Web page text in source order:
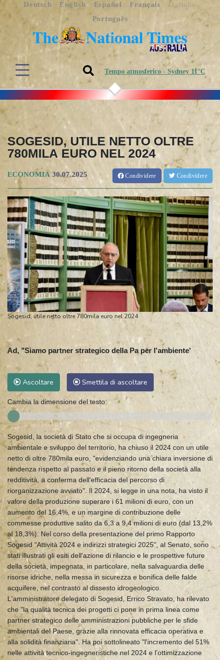
Deutsch English Español Français
Italiano
Português
Tempo atmosferico - Sydney 11°C
SOGESID, UTILE NETTO OLTRE
780MILA EURO NEL 2024
ECONOMIA 30.07.2025 Condividere Condividere
Sogesid, utile netto oltre 780mila euro nel 2024
Ad, "Siamo partner strategico della Pa per l'ambiente'
Ascoltare Smettila di ascoltare
Cambia la dimensione del testo:
Sogesid, la società di Stato che si occupa di ingegneria
ambientale e sviluppo del territorio, ha chiuso il 2024 con un utile
netto di oltre 780mila euro, "evidenziando una chiara inversione di
tendenza rispetto al passato e il pieno ritorno della società alla
redditività, a conferma dell'efficacia del percorso di
riorganizzazione avviato". Il 2024, si legge in una nota, ha visto il
valore della produzione superare i 61 milioni di euro, con un
aumento del 16,4%, e un margine di contribuzione delle
commesse produttive salito da 6,3 a 9,4 milioni di euro (dal 13,2%
al 18,3%). Nel corso della presentazione del primo Rapporto
Sogesid "Attività 2024 e indirizzi strategici 2025", al Senato, sono
stati illustrati gli esiti dell'azione di rilancio e le prospettive future
della società, impegnata, in particolare, nella salvaguardia delle
risorse idriche, nella messa in sicurezza e bonifica delle falde
acquifere, nel contrasto al dissesto idrogeologico.
L'amministratore delegato di Sogesid, Errico Stravato, ha rilevato
che "la qualità tecnica dei progetti ci pone in prima linea come
partner strategico delle amministrazioni pubbliche per le sfide
ambientali del Paese, grazie alla rinnovata efficacia operativa e
alla solidità finanziaria". Ha poi sottolineato "l'incremento del 51%
nelle attività tecnico-ingegneristiche nel 2024 e l'ottimizzazione